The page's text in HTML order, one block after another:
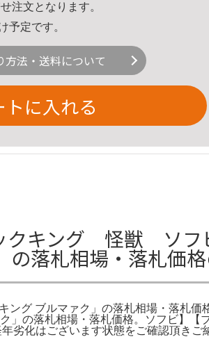
注文となります。
予定です。
方法・送料について
トに入れる
キング 怪獣 ソフ
の落札相場・落札価
ング ブルマァク」の落札相場・落札
」の落札相場・落札価格。ソフビ】
劣化はございます状態をご確認頂きご